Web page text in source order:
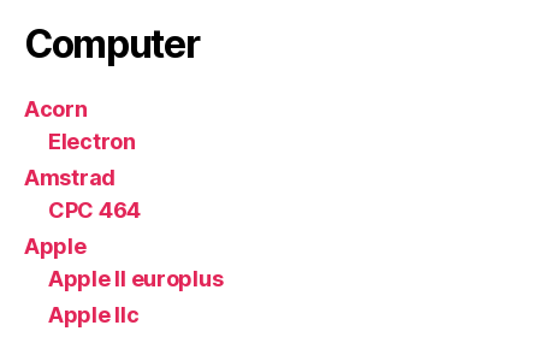
Computer
Acorn
Electron
Amstrad
CPC 464
Apple
Apple II europlus
Apple IIc